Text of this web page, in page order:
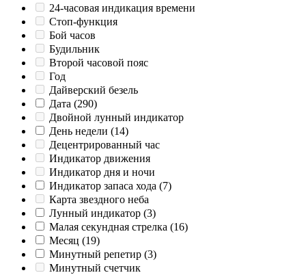
24-часовая индикация времени
Cтоп-функция
Бой часов
Будильник
Второй часовой пояс
Год
Дайверский безель
Дата (290)
Двойной лунный индикатор
День недели (14)
Децентрированный час
Индикатор движения
Индикатор дня и ночи
Индикатор запаса хода (7)
Карта звездного неба
Лунный индикатор (3)
Малая секундная стрелка (16)
Месяц (19)
Минутный репетир (3)
Минутный счетчик